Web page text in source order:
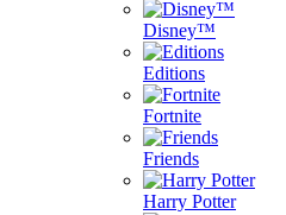
Disney™
Editions
Fortnite
Friends
Harry Potter